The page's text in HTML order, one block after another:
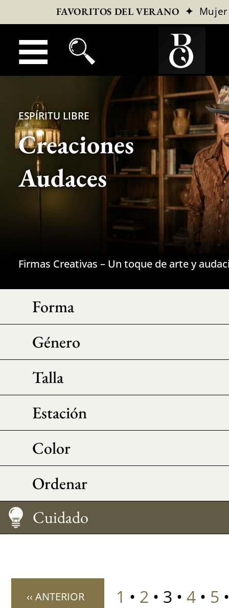
FAVORITOS DEL VERANO ✦ Mujer
ESPÍRITU LIBRE
Creaciones
Audaces
Firmas Creativas – Un toque de arte y
Forma
Género
Talla
Estación
Color
Ordenar
Medir su talla
Cuidado
‹‹ ANTERIOR 1 • 2 • 3 • 4• 5